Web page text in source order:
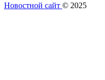
Новостной сайт © 2025